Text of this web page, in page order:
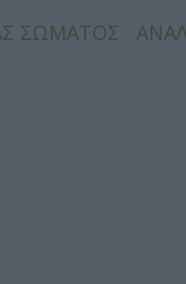
ΣΩΜΑΤΟΣ